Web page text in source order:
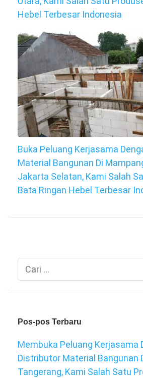
Hebel Terbesar Indonesia
Buka Peluang Kerjasama
Material Bangunan Di
Jakarta Selatan, Kami Salah
Bata Ringan Hebel Terbesar
Cari
untuk:
Pos-pos Terbaru
Membuka Peluang Kerjasama
Distributor Material Bangunan
Tangerang, Kami Salah Satu